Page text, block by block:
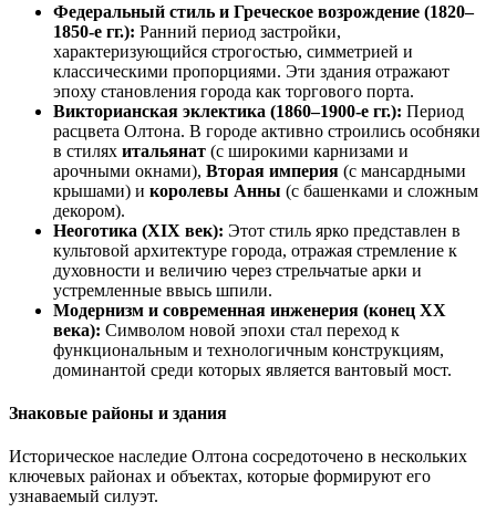
Федеральный стиль и Греческое возрождение (1820–
1850-е гг.): Ранний период застройки,
характеризующийся строгостью, симметрией и
классическими пропорциями. Эти здания отражают
эпоху становления города как торгового порта.
Викторианская эклектика (1860–1900-е гг.): Период
расцвета Олтона. В городе активно строились особняки
в стилях итальянат (с широкими карнизами и
арочными окнами), Вторая империя (с мансардными
крышами) и королевы Анны (с башенками и сложным
декором).
Неоготика (XIX век): Этот стиль ярко представлен в
культовой архитектуре города, отражая стремление к
духовности и величию через стрельчатые арки и
устремленные ввысь шпили.
Модернизм и современная инженерия (конец XX
века): Символом новой эпохи стал переход к
функциональным и технологичным конструкциям,
доминантой среди которых является вантовый мост.
Знаковые районы и здания
Историческое наследие Олтона сосредоточено в нескольких
ключевых районах и объектах, которые формируют его
узнаваемый силуэт.